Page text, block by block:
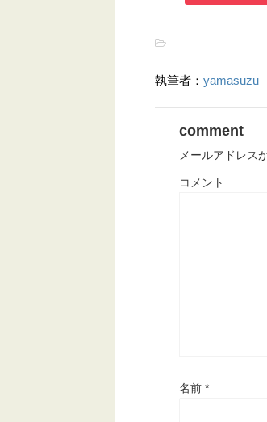
-
執筆者： yamasuzu
comment
メールアドレス
コメント
名前 *